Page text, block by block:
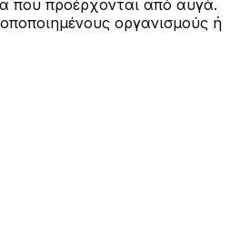
που προέρχονται από αυγά.
οργανισμούς ή